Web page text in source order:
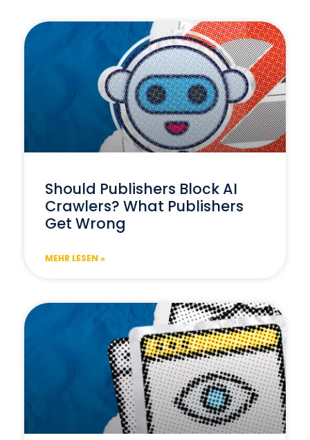
Should Publishers Block AI
Crawlers? What Publishers
Get Wrong
MEHR LESEN »